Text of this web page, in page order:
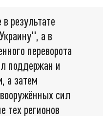
результате
а в
переворота
поддержан и
а затем
сил
тех регионов